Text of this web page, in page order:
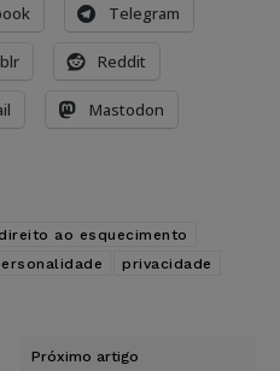
Telegram
Reddit
Mastodon
direito ao esquecimento
privacidade
Próximo artigo